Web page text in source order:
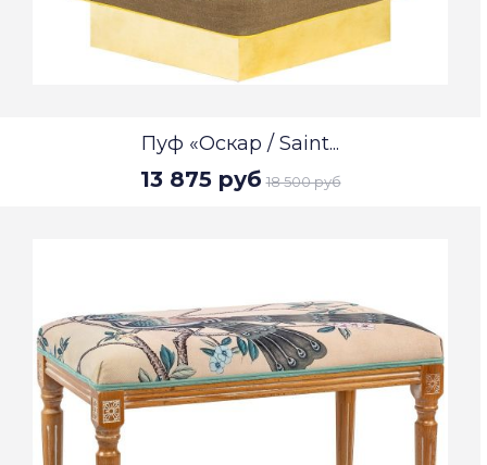
Пуф «Оскар / Saint...
13 875 руб 18 500 руб